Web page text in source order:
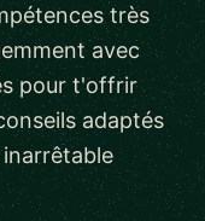
très
avec
pour t'offrir
adaptés